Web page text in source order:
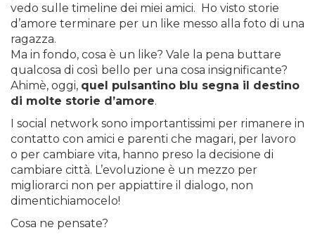
vedo sulle timeline dei miei amici. Ho visto storie
d’amore terminare per un like messo alla foto di una
ragazza.
Ma in fondo, cosa è un like? Vale la pena buttare
qualcosa di così bello per una cosa insignificante?
Ahimè, oggi, quel pulsantino blu segna il destino
di molte storie d’amore.
I social network sono importantissimi per rimanere in
contatto con amici e parenti che magari, per lavoro
o per cambiare vita, hanno preso la decisione di
cambiare città. L’evoluzione è un mezzo per
migliorarci non per appiattire il dialogo, non
dimentichiamocelo!
Cosa ne pensate?